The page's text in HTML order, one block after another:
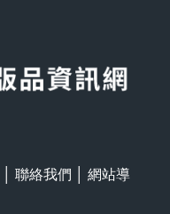
聯絡我們
網站導